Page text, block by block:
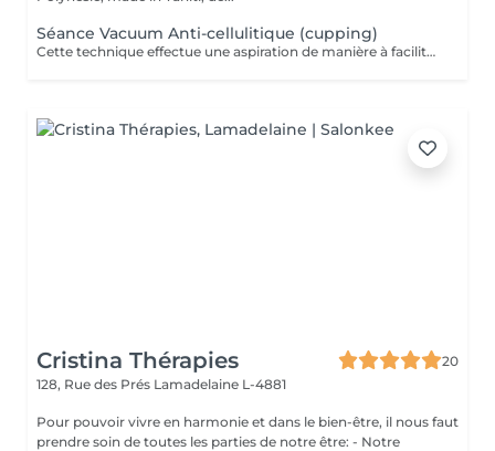
Séance Vacuum Anti-cellulitique (cupping)
Cette technique effectue une aspiration de manière à faciliter le drainage du liquide retenu dans les cellules et à favoriser la circulation sanguine. La combinaison de ces deux effets aide à extraire les adipocytes et favorise l'oxygénation des tissus. Pour cette raison, c'est un traitement recommandé contre la cellulite.
Cristina Thérapies
20
128, Rue des Prés Lamadelaine L-4881
Pour pouvoir vivre en harmonie et dans le bien-être, il nous faut
prendre soin de toutes les parties de notre être: - Notre